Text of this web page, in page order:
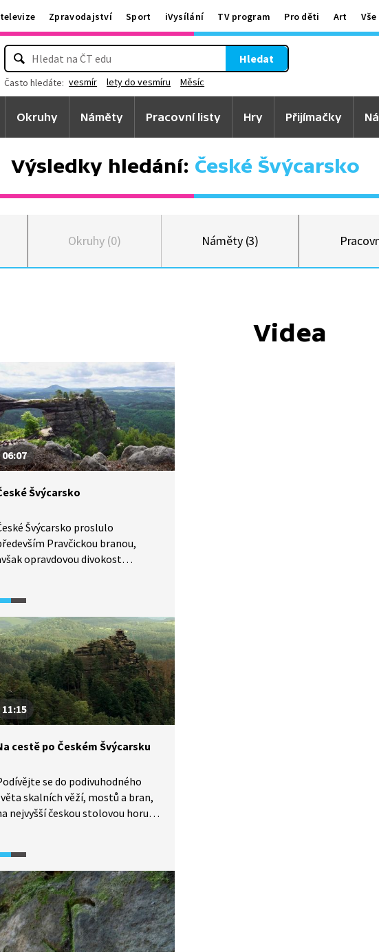
Zpravodajství Sport iVysílání TV program Pro děti Art Vše
Hledat
Často hledáte: vesmír lety do vesmíru Měsíc
Okruhy Náměty Pracovní listy Hry Přijímačky
Výsledky hledání: České Švýcarsko
Okruhy (0) Náměty (3)
Videa
06:07
Švýcarsko
Švýcarsko proslulo
Pravčickou branou,
opravdovou divokost
11:15
cestě po Českém Švýcarsku
se do podivuhodného
skalních věží, mostů a bran,
nejvyšší českou stolovou horu